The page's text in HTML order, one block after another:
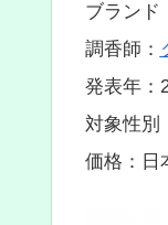
ブランド
調香師：
発表年：
対象性別
価格：日